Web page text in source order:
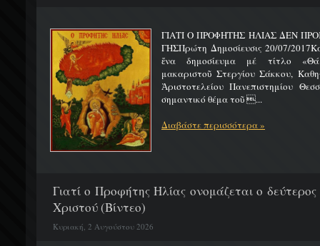
ΓΙΑΤΙ Ο ΠΡΟΦΗΤΗΣ ΗΛΙΑΣ ΔΕΝ
ΓΗΣΠρώτη Δημοσίευσις 20/07/
ἕνα δημοσίευμα μέ τίτλο
μακαριστοῦ Στεργίου Σάκκου,
Ἀριστοτελείου Πανεπιστημίου
σημαντικό θέμα τοῦ ...
Διαβάστε περισσότερα »
Γιατί ο Προφήτης Ηλίας ονομάζεται ο
Χριστού (Βίντεο)
Κυριακή, 2 Αυγούστου 2026